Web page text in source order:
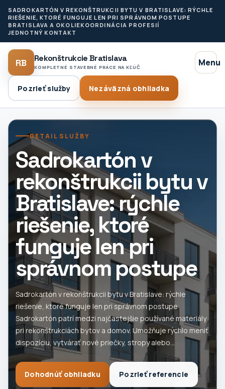
SADROKARTÓN V REKONŠTRUKCII BYTU V BRATISLAVE: RÝCHLE
RIEŠENIE, KTORÉ FUNGUJE LEN PRI SPRÁVNOM POSTUPE
BRATISLAVA A OKOLIEKOORDINÁCIA PROFESIÍ
JEDNOTNÝ KONTAKT
RB Rekonštrukcie Bratislava
KOMPLETNÉ STAVEBNÉ PRÁCE NA KĽÚČ Menu
Pozrieť služby Nezáväzná obhliadka
DETAIL SLUŽBY
Sadrokartón v
rekonštrukcii bytu v
Bratislave: rýchle
riešenie, ktoré
funguje len pri
správnom postupe
Sadrokartón v rekonštrukcii bytu v Bratislave: rýchle
riešenie, ktoré funguje len pri správnom postupe
Sadrokartón patrí medzi najčastejšie používané materiály
pri rekonštrukciách bytov a domov. Umožňuje rýchlo meniť
dispozíciu, vytvárať nové priečky, stropy alebo...
Dohodnúť obhliadku Pozrieť referencie